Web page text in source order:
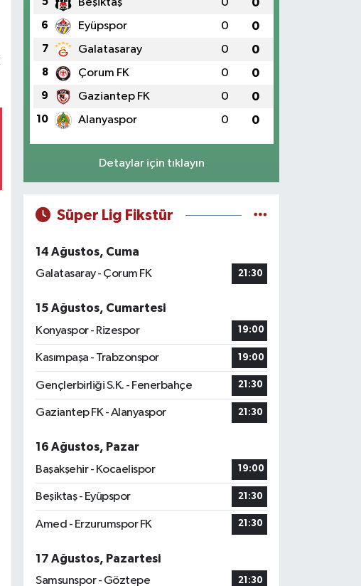
6 Eyüpspor 0 0
7 Galatasaray 0 0
8 Çorum FK 0 0
9 Gaziantep FK 0 0
10 Alanyaspor 0 0
Detaylar için tıklayın
Süper Lig Fikstür
14 Ağustos, Cuma
Galatasaray - Çorum FK
21:30
15 Ağustos, Cumartesi
Konyaspor - Rizespor
19:00
Kasımpaşa - Trabzonspor 19:00
Gençlerbirliği S.K. - Fenerbahçe 21:30
Gaziantep FK - Alanyaspor 21:30
16 Ağustos, Pazar
Başakşehir - Kocaelispor
19:00
Beşiktaş - Eyüpspor 21:30
Amed - Erzurumspor FK 21:30
17 Ağustos, Pazartesi
Samsunspor - Göztepe
21:30